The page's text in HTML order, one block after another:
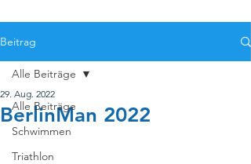
Beitrag
Alle Beiträge
Schwimmen
Triathlon
Alle Beiträge
BerlinMan 2022
29. Aug. 2022